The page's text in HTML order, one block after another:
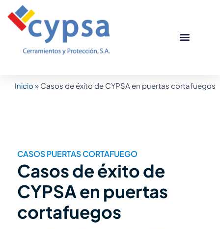
contenido
Inicio » Casos de éxito de CYPSA en puertas cortafuegos
CASOS PUERTAS CORTAFUEGO
Casos de éxito de
CYPSA en puertas
cortafuegos